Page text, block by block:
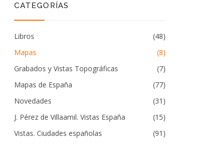
CATEGORÍAS
Libros
(48)
Mapas
(8)
Grabados y Vistas Topográficas
(7)
Mapas de España
(77)
Novedades
(31)
J. Pérez de Villaamil. Vistas España
(15)
Vistas. Ciudades españolas
(91)